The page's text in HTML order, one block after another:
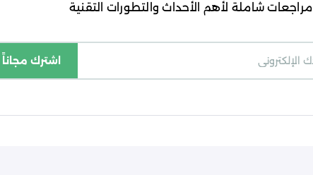
مراجعات شاملة لأهم الأحداث والتطورات التقنية
اشترك مجاناً